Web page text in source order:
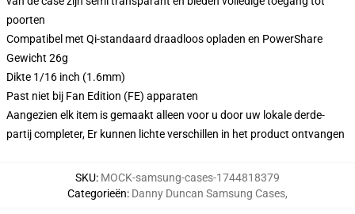
poorten
Compatibel met Qi-standaard draadloos opladen en PowerShare
Gewicht 26g
Dikte 1/16 inch (1.6mm)
Past niet bij Fan Edition (FE) apparaten
Aangezien elk item is gemaakt alleen voor u door uw lokale derde-
partij completer, Er kunnen lichte verschillen in het product ontvangen
SKU: MOCK-samsung-cases-1744818379
Categorieën: Danny Duncan Samsung Cases,